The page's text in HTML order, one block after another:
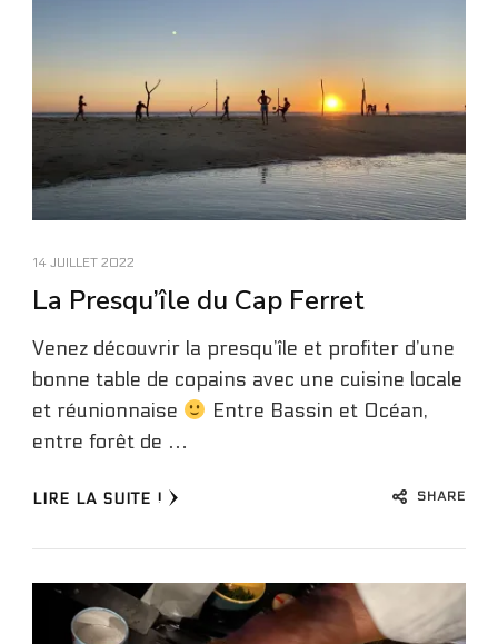
14 JUILLET 2022
La Presqu’île du Cap Ferret
Venez découvrir la presqu’île et profiter d’une
bonne table de copains avec une cuisine locale
et réunionnaise
Entre Bassin et Océan,
entre forêt de …
LIRE LA SUITE ! SHARE